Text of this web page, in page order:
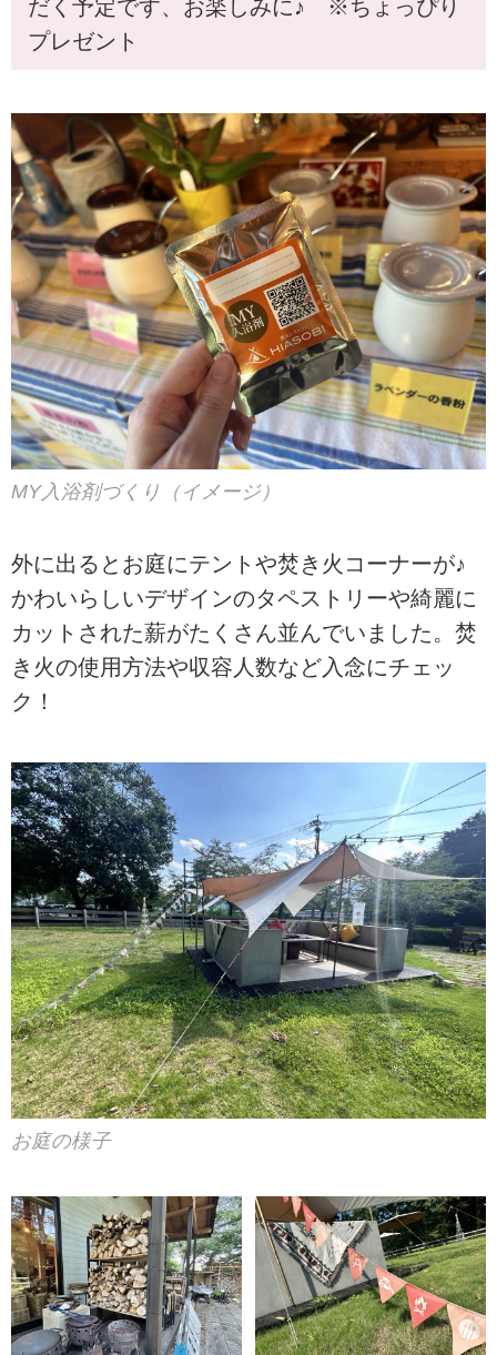
だく予定です、お楽しみに♪ ※ちょっぴり
プレゼント
MY入浴剤づくり（イメージ）
外に出るとお庭にテントや焚き火コーナーが♪
かわいらしいデザインのタペストリーや綺麗に
カットされた薪がたくさん並んでいました。焚
き火の使用方法や収容人数など入念にチェッ
ク！
お庭の様子